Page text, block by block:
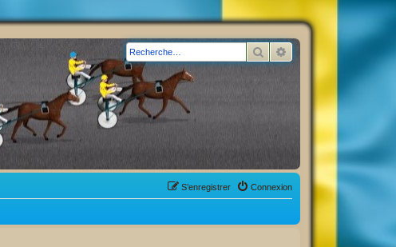
Rechercher
Connexion
S’enregistrer